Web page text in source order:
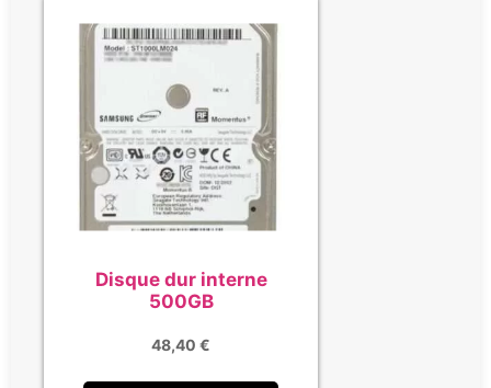
Disque dur interne
500GB
48,40 €